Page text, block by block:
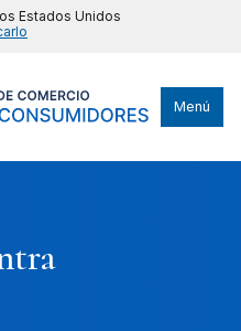
Estados Unidos
Menú